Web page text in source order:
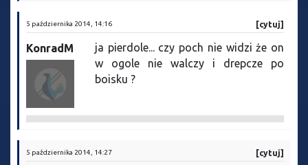
5 października 2014, 14:16 [cytuj]
KonradM
ja pierdole... czy poch nie widzi że on
w ogole nie walczy i drepcze po
boisku ?
5 października 2014, 14:27 [cytuj]